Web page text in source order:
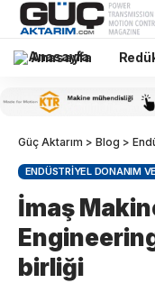
Anasayfa
Güç Aktarım > Blog >
ENDÜSTRIYEL DONANIM
İmaş
birliği